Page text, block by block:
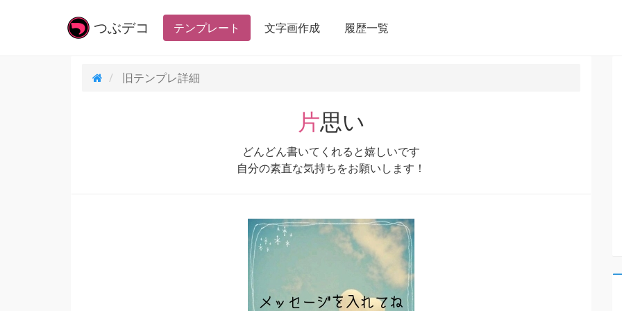
つぶデコ テンプレート 文字画作成 履歴一覧
旧テンプレ詳細
片思い
どんどん書いてくれると嬉しいです
自分の素直な気持ちをお願いします！